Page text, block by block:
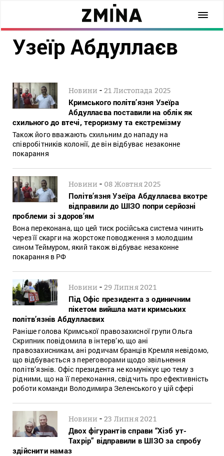
Узеїр Абдуллаєв
Новини -21 Листопада 2025
Кримського політв’язня Узеїра
Абдуллаєва поставили на облік як
схильного до втечі, тероризму та екстремізму
Також його вважають схильним до нападу на
співробітників колонії, де він відбуває незаконне
покарання
Новини - 08 Жовтня 2025
Політв’язня Узеїра Абдуллаєва вкотре
відправили до ШІЗО попри серйозні
проблеми зі здоров’ям
Вона переконана, що цей тиск російська система чинить
через її скарги на жорстоке поводження з молодшим
сином Теймуром, який також відбуває незаконне
покарання в РФ
Новини -29 Липня 2021
Під Офіс президента з одиничним
пікетом вийшла мати кримських
політв’язнів Абдуллаєвих
Раніше голова Кримської правозахисної групи Ольга
Скрипник повідомила в інтерв’ю, що ані
правозахисникам, ані родичам бранців Кремля невідомо,
що відбувається з переговорами щодо звільнення
політв’язнів. Офіс президента не комунікує цю тему з
рідними, що на її переконання, свідчить про ефективність
роботи команди Володимира Зеленського у цій сфері
Новини -23 Липня 2021
Двох фігурантів справи “Хізб ут-
Тахрір” відправили в ШІЗО за спробу
здійснити намаз